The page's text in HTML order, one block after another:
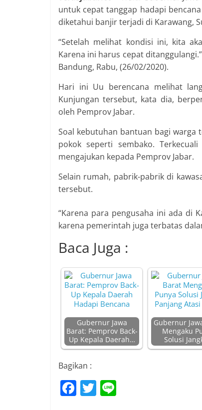
untuk cepat tanggap hadapi
diketahui banjir terjadi di Karawang,
“Setelah melihat kondisi ini, kita
Karena ini harus cepat
Bandung, Rabu, (26/02/2020).
Hari ini Uu berencana melihat
Kunjungan tersebut, kata dia,
oleh Pemprov Jabar.
Soal kebutuhan bantuan bagi warga
pokok seperti sembako.
mengajukan kepada Pemprov Jabar.
Selain rumah, pabrik-pabrik di
tersebut.
“Karena para pengusaha ini ada di
karena pemerintah juga terbatas
Baca Juga :
Gubernur Jawa
Barat: Pemprov Back-
Up Kepala Daerah…
Gubernur
Mengaku
Solusi
Bagikan :
F T